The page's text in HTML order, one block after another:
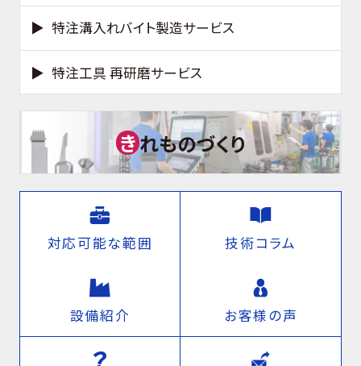
特注溝入れバイト製造サービス
特注工具 再研磨サービス
きれものづくり
対応可能な範囲 技術コラム
設備紹介 お客様の声